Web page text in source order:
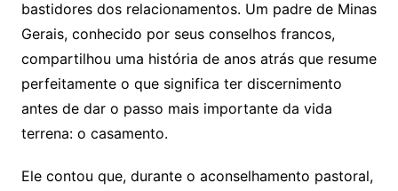
bastidores dos relacionamentos. Um padre de Minas
Gerais, conhecido por seus conselhos francos,
compartilhou uma história de anos atrás que resume
perfeitamente o que significa ter discernimento
antes de dar o passo mais importante da vida
terrena: o casamento.
Ele contou que, durante o aconselhamento pastoral,